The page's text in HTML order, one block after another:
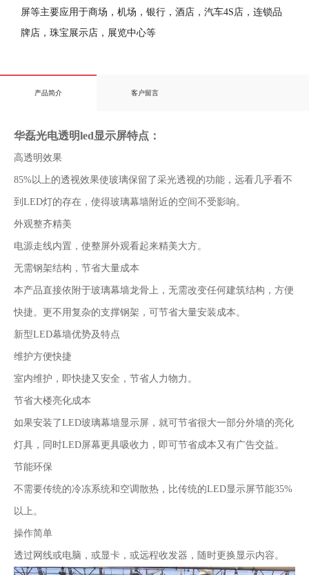
屏等主要应用于商场，机场，银行，酒店，汽车4S店，连锁品
牌店，珠宝展示店，展览中心等
产品简介 客户留言
华磊光电透明led显示屏特点：
高透明效果
85%以上的透视效果使玻璃保留了采光透视的功能，远看几乎看不
到 LED灯的存在，使得玻璃幕墙附近的空间不受影响。
外观整齐精美
电源走线内置，使整屏外观看起来精美大方。
无需钢架结构，节省大量成本
本产品直接依附于玻璃幕墙龙骨上，无需改变任何建筑结构，方便
快捷。更不用复杂的支撑钢架，可节省大量安装成本。
新型LED幕墙优势及特点
维护方便快捷
室内维护，即快捷又安全，节省人力物力。
节省大楼亮化成本
如果安装了LED玻璃幕墙显示屏，就可节省很大一部分外墙的亮化
灯具，同时LED屏幕更具吸收力，即可节省成本又有广告交益。
节能环保
不需要传统的冷冻系统和空调散热，比传统的LED显示屏节能35%
以上。
操作简单
透过网线或电脑，或显卡，或远程收发器，随时更换显示内容。